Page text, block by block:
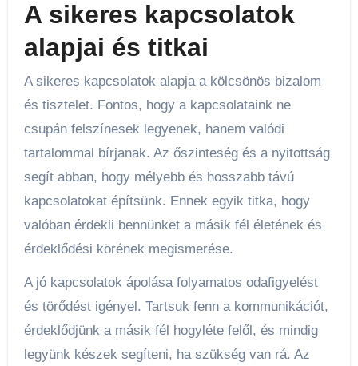
A sikeres kapcsolatok
alapjai és titkai
A sikeres kapcsolatok alapja a kölcsönös bizalom
és tisztelet. Fontos, hogy a kapcsolataink ne
csupán felszínesek legyenek, hanem valódi
tartalommal bírjanak. Az őszinteség és a nyitottság
segít abban, hogy mélyebb és hosszabb távú
kapcsolatokat építsünk. Ennek egyik titka, hogy
valóban érdekli bennünket a másik fél életének és
érdeklődési körének megismerése.
A jó kapcsolatok ápolása folyamatos odafigyelést
és törődést igényel. Tartsuk fenn a kommunikációt,
érdeklődjünk a másik fél hogyléte felől, és mindig
legyünk készek segíteni, ha szükség van rá. Az